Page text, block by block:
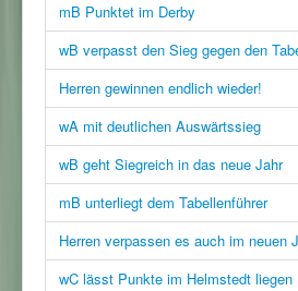
mB Punktet im Derby
wB verpasst den Sieg gegen den
Herren gewinnen endlich wieder!
wA mit deutlichen Auswärtssieg
wB geht Siegreich in das neue Jahr
mB unterliegt dem Tabellenführer
Herren verpassen es auch im neuen
wC lässt Punkte im Helmstedt liegen